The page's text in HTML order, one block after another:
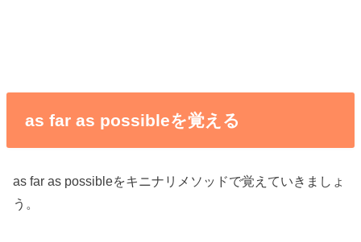
as far as possibleを覚える
as far as possibleをキニナリメソッドで覚えていきましょ
う。